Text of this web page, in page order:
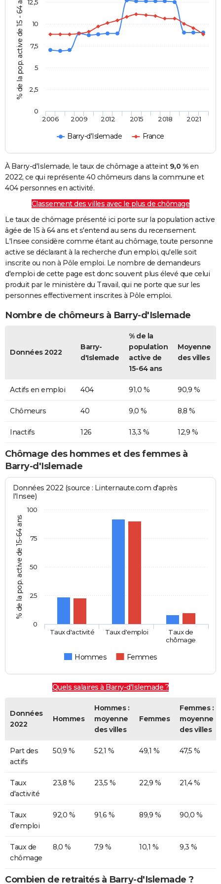
% de la pop. active de 15 - 64 ans
Barry-d'Islemade France
2006 2009 2012 2015 2018 2021
0
2,5
5
7,5
10
12,5
À Barry-d'Islemade, le taux de chômage a atteint 9,0 %en
2022, ce qui représente 40 chômeurs dans la commune et
404 personnes en activité.
Classement des villes avec le plus de chômage
Le taux de chômage présenté ici porte sur la population active
âgée de 15 à 64 ans et s'entend au sens du recensement.
L'Insee considère comme étant au chômage, toute personne
active se déclarant à la recherche d'un emploi, qu'elle soit
inscrite ou non à Pôle emploi. Le nombre de demandeurs
d'emploi de cette page est donc souvent plus élevé que celui
produit par le ministère du Travail, qui ne porte que sur les
personnes effectivement inscrites à Pôle emploi.
Nombre de chômeurs à Barry-d'Islemade
Données 2022
Barry-
d'Islemade
% de la
population
active de
15-64 ans
Moyenne
des villes
Actifs en emploi 404 91,0 % 90,9 %
Chômeurs 40 9,0 % 8,8 %
Inactifs 126 13,3 % 12,9 %
Chômage des hommes et des femmes à
Barry-d'Islemade
% de la pop. active de 15-64 ans
Données 2022 (source : Linternaute.com d'après
l'Insee)
Hommes Femmes
Taux d'activité Taux d'emploi
Taux de
chômage
0
25
50
75
100
Quels salaires à Barry-d'Islemade ?
Données
2022
Hommes
Hommes :
moyenne
des villes
Femmes
Femmes :
moyenne
des villes
Part des
actifs
50,9 % 52,1 % 49,1 % 47,5 %
Taux
d'activité
23,8 % 23,5 % 22,9 % 21,4 %
Taux
d'emploi
92,0 % 91,6 % 89,9 % 90,0 %
Taux de
chômage
8,0 % 7,9 % 10,1 % 9,3 %
Combien de retraités à Barry-d'Islemade ?